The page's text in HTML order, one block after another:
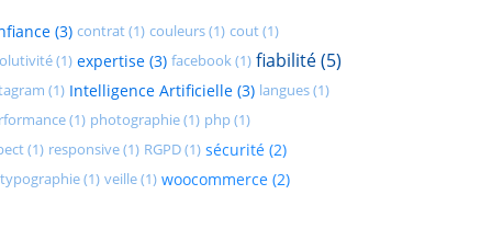
(3) contrat (1) couleurs (1) cout (1)
(1) expertise (3) facebook (1) fiabilité (5)
(1) Intelligence Artificielle (3) langues (1)
(1) photographie (1) php (1)
(1) responsive (1) RGPD (1) sécurité (2)
typographie (1) veille (1) woocommerce (2)